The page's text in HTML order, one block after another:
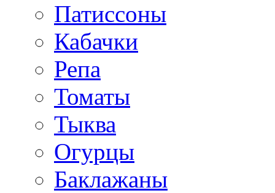
Патиссоны
Кабачки
Репа
Томаты
Тыква
Огурцы
Баклажаны